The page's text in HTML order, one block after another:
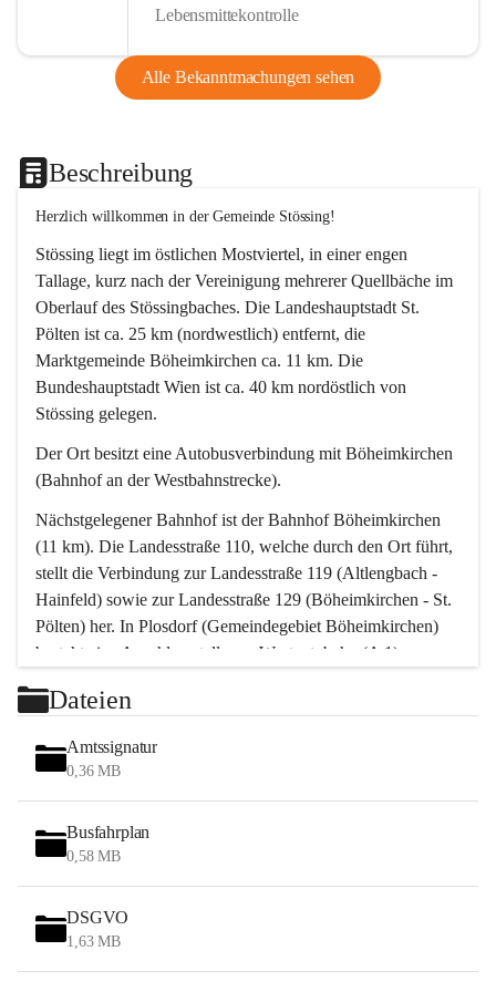
Lebensmittekontrolle
Alle Bekanntmachungen sehen
Beschreibung
Herzlich willkommen in der Gemeinde Stössing!
Stössing liegt im östlichen Mostviertel, in einer engen
Tallage, kurz nach der Vereinigung mehrerer Quellbäche im
Oberlauf des Stössingbaches. Die Landeshauptstadt St.
Pölten ist ca. 25 km (nordwestlich) entfernt, die
Marktgemeinde Böheimkirchen ca. 11 km. Die
Bundeshauptstadt Wien ist ca. 40 km nordöstlich von
Stössing gelegen.
Der Ort besitzt eine Autobusverbindung mit Böheimkirchen
(Bahnhof an der Westbahnstrecke).
Nächstgelegener Bahnhof ist der Bahnhof Böheimkirchen
(11 km). Die Landesstraße 110, welche durch den Ort führt,
stellt die Verbindung zur Landesstraße 119 (Altlengbach -
Hainfeld) sowie zur Landesstraße 129 (Böheimkirchen - St.
Pölten) her. In Plosdorf (Gemeindegebiet Böheimkirchen)
besteht eine Anschlussstelle zur Westautobahn (A 1).
Wien erreicht man in ca. 45 Minuten.
Stössing zählt noch zum Naherholungsraum Wien sowie
zum Naherholungsraum St. Pölten. Viele Bauernhöfe hatten
„ihre Wiener“. Seit 1960 bauten viele Wiener
Wochenendhäuser im Gemeindegebiet. Wegen des
waldreichen Jagdgebietes haben viele Jagdpächter ihre
Das Wandern ist aus touristischer Sicht die bedeutendste
Tätigkeit. Das hügelige Gebiet mit Wanderwegen durch
Wiesen, Wälder und Obstkulturen lädt dazu ein. Gefördert
Dateien
Amtssignatur
0,36 MB
Busfahrplan
0,58 MB
DSGVO
1,63 MB